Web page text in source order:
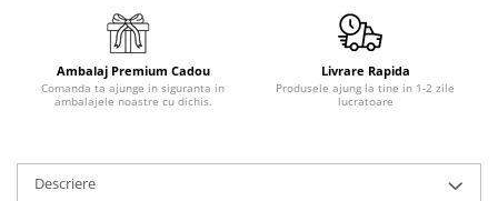
Ambalaj Premium Cadou
Comanda ta ajunge in siguranta in
ambalajele noastre cu dichis.
Livrare Rapida
Produsele ajung la tine in 1-2 zile
lucratoare
Descriere